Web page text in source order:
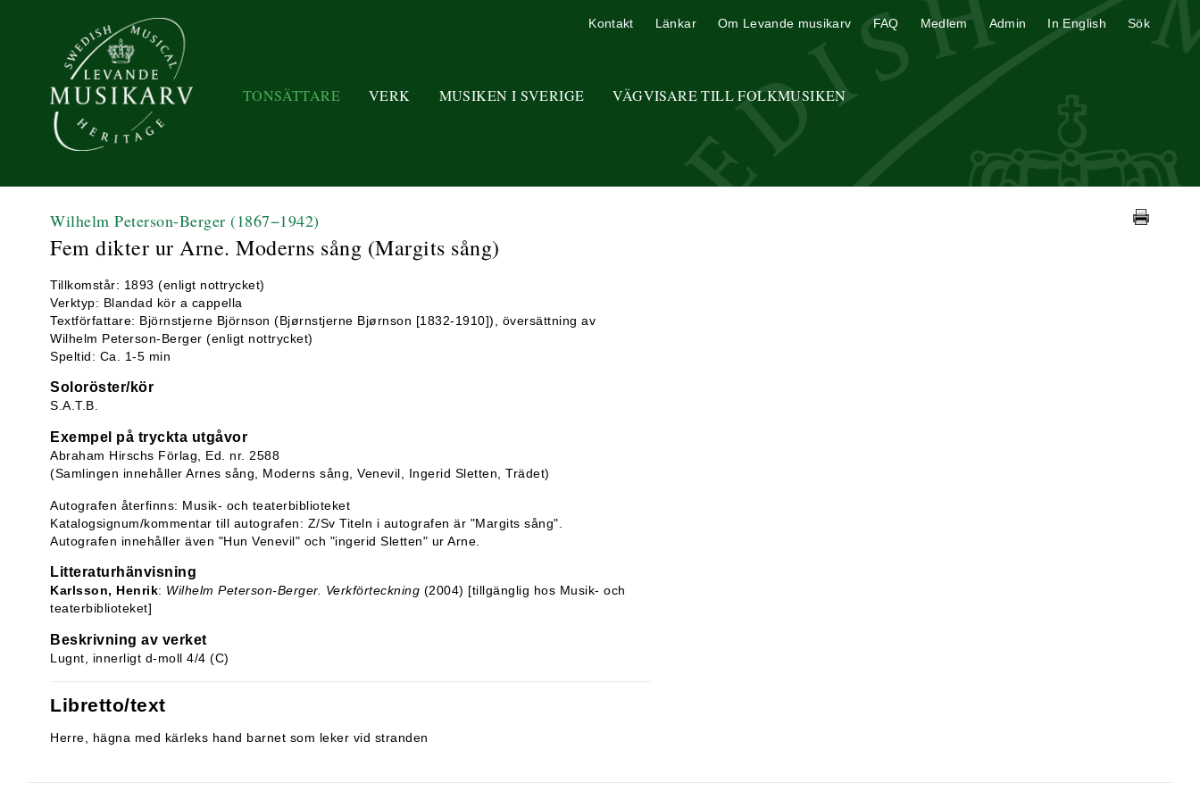
TONSÄTTARE VERK MUSIKEN I SVERIGE VÄGVISARE TILL FOLKMUSIKEN
Kontakt Länkar Om Levande musikarv FAQ Medlem Admin In English Sök
Wilhelm Peterson-Berger (1867−1942)
Fem dikter ur Arne. Moderns sång (Margits sång)
Tillkomstår: 1893 (enligt nottrycket)
Verktyp: Blandad kör a cappella
Textförfattare: Björnstjerne Björnson (Bjørnstjerne Bjørnson [1832-1910]), översättning av
Wilhelm Peterson-Berger (enligt nottrycket)
Speltid: Ca. 1-5 min
Soloröster/kör
S.A.T.B.
Exempel på tryckta utgåvor
Abraham Hirschs Förlag, Ed. nr. 2588
(Samlingen innehåller Arnes sång, Moderns sång, Venevil, Ingerid Sletten, Trädet)
Autografen återfinns: Musik- och teaterbiblioteket
Katalogsignum/kommentar till autografen: Z/Sv Titeln i autografen är "Margits sång".
Autografen innehåller även "Hun Venevil" och "ingerid Sletten" ur Arne.
Litteraturhänvisning
Karlsson, Henrik: Wilhelm Peterson-Berger. Verkförteckning (2004) [tillgänglig hos Musik- och
teaterbiblioteket]
Beskrivning av verket
Lugnt, innerligt d-moll 4/4 (C)
Libretto/text
Herre, hägna med kärleks hand barnet som leker vid stranden